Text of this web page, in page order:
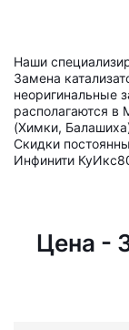
Наши
Замена
неоригинальные
располагаются
(Химки,
Скидки
Инфинити
Цена -